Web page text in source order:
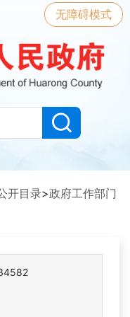
无障碍模式
开目录>政府工作部门